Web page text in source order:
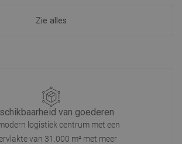
Zie alles
van goederen
logistiek centrum met een
van 31.000 m² met meer